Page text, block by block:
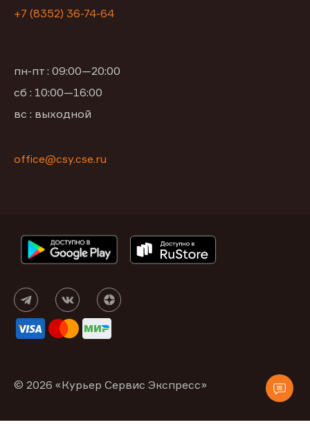
+7 (8352) 36-74-64
пн-пт : 09:00—20:00
сб : 10:00—16:00
вс : выходной
office@csy.cse.ru
© 2026 «Курьер Сервис Экспресс»